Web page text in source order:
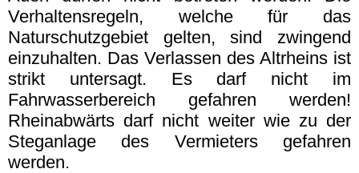
Verhaltensregeln, welche für das
Naturschutzgebiet gelten, sind zwingend
einzuhalten. Das Verlassen des Altrheins ist
strikt untersagt. Es darf nicht im
Fahrwasserbereich gefahren werden!
Rheinabwärts darf nicht weiter wie zu der
Steganlage des Vermieters gefahren
werden.